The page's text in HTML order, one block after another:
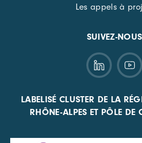
Les appels à
SUIVEZ-NOUS
LABELISÉ CLUSTER DE LA
RHÔNE-ALPES ET PÔLE DE